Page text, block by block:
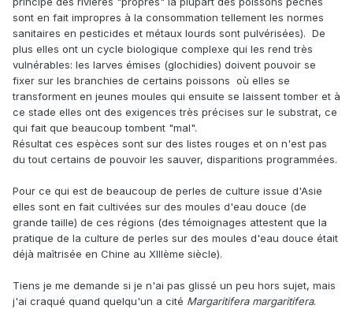
sont en fait impropres à la consommation tellement les normes
sanitaires en pesticides et métaux lourds sont pulvérisées). De
plus elles ont un cycle biologique complexe qui les rend très
vulnérables: les larves émises (glochidies) doivent pouvoir se
fixer sur les branchies de certains poissons où elles se
transforment en jeunes moules qui ensuite se laissent tomber et à
ce stade elles ont des exigences très précises sur le substrat, ce
qui fait que beaucoup tombent "mal".
Résultat ces espèces sont sur des listes rouges et on n'est pas
du tout certains de pouvoir les sauver, disparitions programmées.
Pour ce qui est de beaucoup de perles de culture issue d'Asie
elles sont en fait cultivées sur des moules d'eau douce (de
grande taille) de ces régions (des témoignages attestent que la
pratique de la culture de perles sur des moules d'eau douce était
déjà maîtrisée en Chine au XIIIème siècle).
Tiens je me demande si je n'ai pas glissé un peu hors sujet, mais
j'ai craqué quand quelqu'un a cité Margaritifera margaritifera.